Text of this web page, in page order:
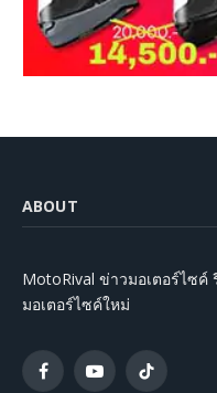
ABOUT
MotoRival ข่าวมอเตอร์ไซค์
มอเตอร์ไซค์ใหม่
FacebookYouTubeTikTok